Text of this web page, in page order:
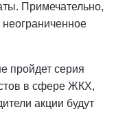
Примечательно,
пройдет серия
в сфере ЖКХ,
акции будут